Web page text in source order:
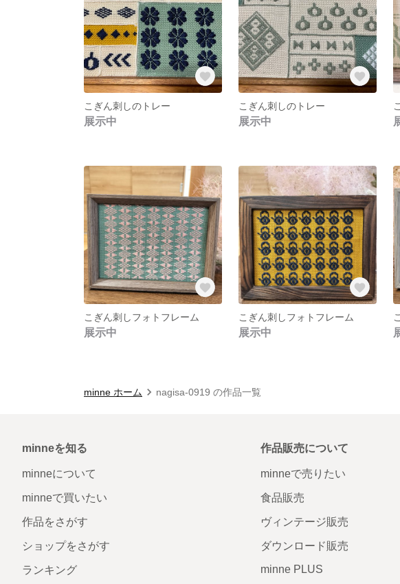
こぎん刺しのトレー
展示中
こぎん刺しのトレー
展示中
こぎん刺しフォトフレーム
展示中
こぎん刺しフォトフレーム
展示中
minne ホーム nagisa-0919 の作品一覧
minneを知る
minneについて
minneで買いたい
作品をさがす
ショップをさがす
ランキング
作品販売について
minneで売りたい
食品販売
ヴィンテージ販売
ダウンロード販売
minne PLUS